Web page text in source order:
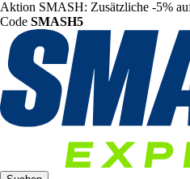
Aktion SMASH: Zusätzliche -5%
Code SMASH5